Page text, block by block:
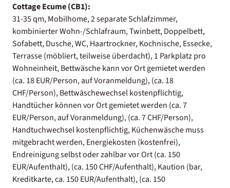
Cottage Ecume (CB1):
31-35 qm, Mobilhome, 2 separate Schlafzimmer,
kombinierter Wohn-/Schlafraum, Twinbett, Doppelbett,
Sofabett, Dusche, WC, Haartrockner, Kochnische, Essecke,
Terrasse (möbliert, teilweise überdacht), 1 Parkplatz pro
Wohneinheit, Bettwäsche kann vor Ort gemietet werden
(ca. 18 EUR/Person, auf Voranmeldung), (ca. 18
CHF/Person), Bettwäschewechsel kostenpflichtig,
Handtücher können vor Ort gemietet werden (ca. 7
EUR/Person, auf Voranmeldung), (ca. 7 CHF/Person),
Handtuchwechsel kostenpflichtig, Küchenwäsche muss
mitgebracht werden, Energiekosten (kostenfrei),
Endreinigung selbst oder zahlbar vor Ort (ca. 150
EUR/Aufenthalt), (ca. 150 CHF/Aufenthalt), Kaution (bar,
Kreditkarte, ca. 150 EUR/Aufenthalt), (ca. 150